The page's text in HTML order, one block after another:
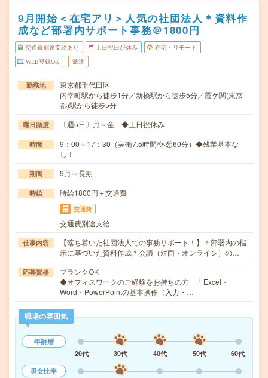
9月開始＜在宅アリ＞人気の社団法人＊資料作
成など部署内サポート事務＠1800円
交通費別途支給あり 土日祝日が休み 在宅・リモート
WEB登録OK 派遣
勤務地
東京都千代田区
内幸町駅から徒歩1分／新橋駅から徒歩5分／霞ケ関(東京
都)駅から徒歩5分
曜日頻度 〔週5日〕月～金 ◆土日祝休み
時間
9：00～17：30（実働7.5時間/休憩60分）◆残業基本な
し！
期間 9月～長期
時給 時給1800円＋交通費
交通費
交通費別途支給
仕事内容
【落ち着いた社団法人での事務サポート！】＊部署内の指
示に基づいた資料作成＊会議（対面・オンライン）の…
応募資格
ブランクOK
◆オフィスワークのご経験をお持ちの方 ┗Excel・
Word・PowerPointの基本操作（入力・…
職場の雰囲気
年齢層
20代
30代 40代 50代
60代
男女比率